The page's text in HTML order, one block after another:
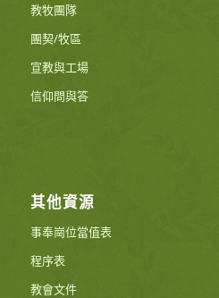
教牧團隊
團契/牧區
宣教與工場
信仰問與答
其他資源
事奉崗位當值表
程序表
教會文件